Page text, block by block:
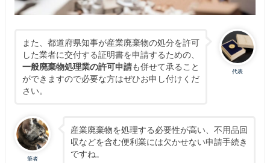
代表
また、都道府県知事が産業廃棄物の処分を許可
した業者に交付する証明書を申請するための、
一般廃棄物処理業の許可申請も併せて承ること
ができますので必要な方はぜひお申し付けくだ
さい。
筆者
産業廃棄物を処理する必要性が高い、不用品回
収などを含む便利業には欠かせない申請手続き
ですね。